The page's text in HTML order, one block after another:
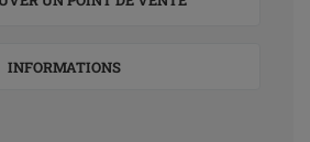
INFORMATIONS